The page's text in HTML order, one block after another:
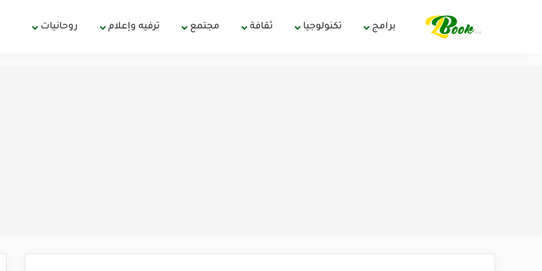
برامج تكنولوجيا ثقافة مجتمع ترفيه وإعلام روحانيات